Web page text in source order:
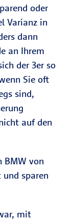
oder
Varianz in
dann
an Ihrem
der 3er so
Sie oft
sind,
auf den
BMW von
und sparen
mit